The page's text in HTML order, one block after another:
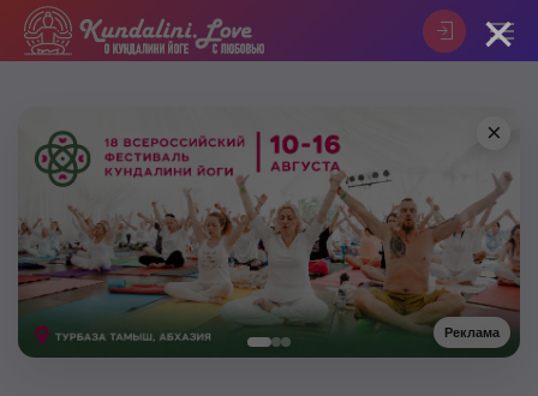
Реклама
×
×